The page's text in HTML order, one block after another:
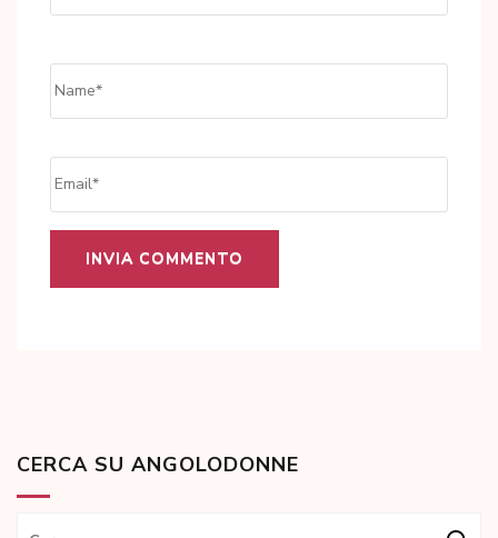
Name
Email
CERCA SU ANGOLODONNE
Ricerca